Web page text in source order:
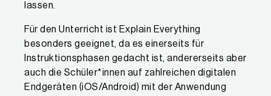
lassen.
Für den Unterricht ist Explain Everything
besonders geeignet, da es einerseits für
Instruktionsphasen gedacht ist, andererseits aber
auch die Schüler*innen auf zahlreichen digitalen
Endgeräten (iOS/Android) mit der Anwendung